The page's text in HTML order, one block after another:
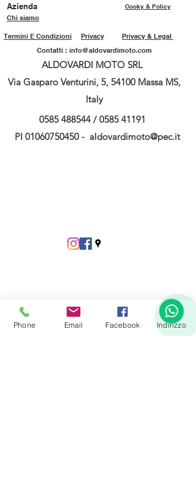
Azienda
Cooky & Policy
Chi siamo
Privacy & Legal
Privacy
Termini E Condizioni
Contatti : info@aldovardimoto.com
ALDOVARDI MOTO SRL
Via Gasparo Venturini, 5, 54100 Massa MS,
Italy
0585 488544 / 0585 41191
PI 01060750450 - aldovardimoto@pec.it
Phone Email Facebook Indirizzo
1